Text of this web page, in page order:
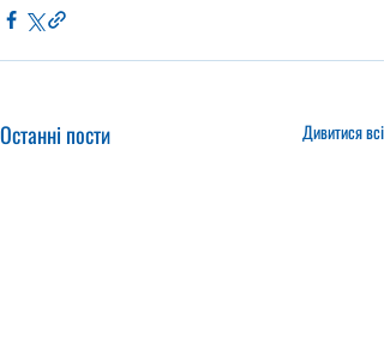
Останні пости Дивитися всі